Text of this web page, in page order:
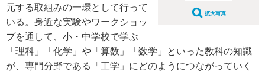
拡大写真
元する取組みの一環として行って
いる。身近な実験やワークショッ
プを通して、小・中学校で学ぶ
「理科」「化学」や「算数」「数学」といった教科の知識
が、専門分野である「工学」にどのようにつながっていく